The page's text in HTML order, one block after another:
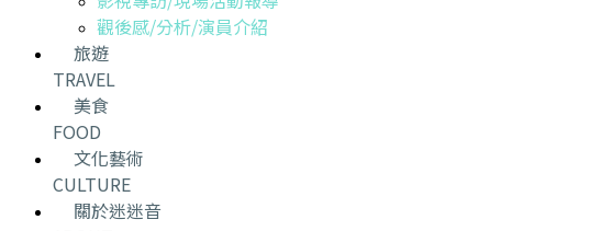
觀後感/分析/演員介紹
旅遊
TRAVEL
美食
FOOD
文化藝術
CULTURE
關於迷迷音